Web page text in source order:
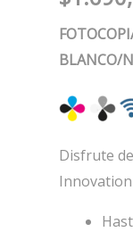
BLANCO/
Disfrute